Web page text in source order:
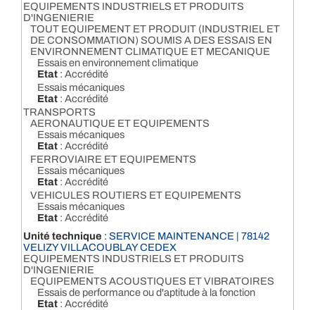
EQUIPEMENTS INDUSTRIELS ET PRODUITS
D'INGENIERIE
TOUT EQUIPEMENT ET PRODUIT (INDUSTRIEL ET
DE CONSOMMATION) SOUMIS A DES ESSAIS EN
ENVIRONNEMENT CLIMATIQUE ET MECANIQUE
Essais en environnement climatique
Etat : Accrédité
Essais mécaniques
Etat : Accrédité
TRANSPORTS
AERONAUTIQUE ET EQUIPEMENTS
Essais mécaniques
Etat : Accrédité
FERROVIAIRE ET EQUIPEMENTS
Essais mécaniques
Etat : Accrédité
VEHICULES ROUTIERS ET EQUIPEMENTS
Essais mécaniques
Etat : Accrédité
Unité technique : SERVICE MAINTENANCE | 78142
VELIZY VILLACOUBLAY CEDEX
EQUIPEMENTS INDUSTRIELS ET PRODUITS
D'INGENIERIE
EQUIPEMENTS ACOUSTIQUES ET VIBRATOIRES
Essais de performance ou d'aptitude à la fonction
Etat : Accrédité